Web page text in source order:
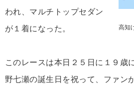
高知
われ、マルチトップセダン
が１着になった。
このレースは本日２５日に１９歳
野七瀬の誕生日を祝って、ファン